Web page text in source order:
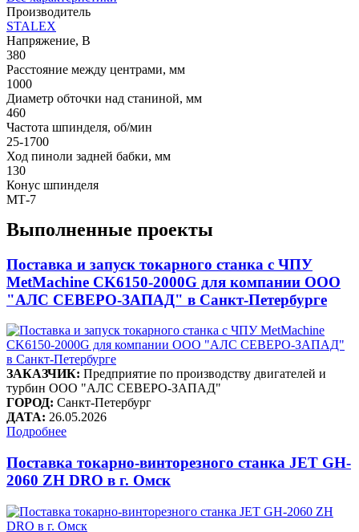
Производитель
STALEX
Напряжение, В
380
Расстояние между центрами, мм
1000
Диаметр обточки над станиной, мм
460
Частота шпинделя, об/мин
25-1700
Ход пиноли задней бабки, мм
130
Конус шпинделя
MТ-7
Выполненные проекты
Поставка и запуск токарного станка с ЧПУ
MetMachine CK6150-2000G для компании ООО
"АЛС СЕВЕРО-ЗАПАД" в Санкт-Петербурге
ЗАКАЗЧИК: Предприятие по производству двигателей и
турбин ООО "АЛС СЕВЕРО-ЗАПАД"
ГОРОД: Санкт-Петербург
ДАТА: 26.05.2026
Подробнее
Поставка токарно-винторезного станка JET GH-
2060 ZH DRO в г. Омск